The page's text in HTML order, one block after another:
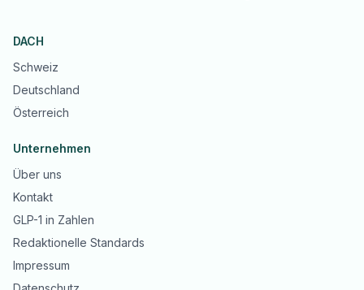
DACH
Schweiz
Deutschland
Österreich
Unternehmen
Über uns
Kontakt
GLP-1 in Zahlen
Redaktionelle Standards
Impressum